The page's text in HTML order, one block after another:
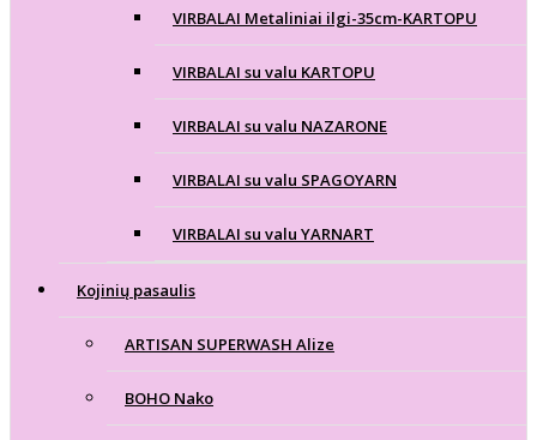
VIRBALAI Metaliniai ilgi-35cm-KARTOPU
VIRBALAI su valu KARTOPU
VIRBALAI su valu NAZARONE
VIRBALAI su valu SPAGOYARN
VIRBALAI su valu YARNART
Kojinių pasaulis
ARTISAN SUPERWASH Alize
BOHO Nako